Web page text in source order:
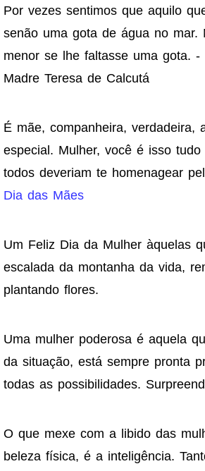
Por vezes sentimos que aquilo
senão uma gota de água no mar.
menor se lhe faltasse uma gota. -
Madre Teresa de Calcutá
É mãe, companheira, verdadeira,
especial. Mulher, você é isso
todos deveriam te homenagear
Dia das Mães
Um Feliz Dia da Mulher àquelas
escalada da montanha da vida,
plantando flores.
Uma mulher poderosa é aquela
da situação, está sempre pronta
todas as possibilidades.
O que mexe com a libido das
beleza física, é a inteligência.